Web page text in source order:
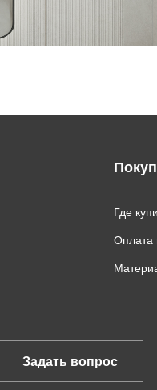
Где
Оплата
Задать вопрос